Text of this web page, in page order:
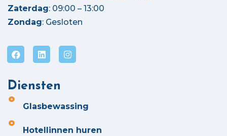
Zaterdag: 09:00 – 13:00
Zondag: Gesloten
Diensten
Glasbewassing
Hotellinnen huren